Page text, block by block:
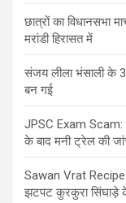
छात्रों का विधानसभा
मरांडी हिरासत में
संजय लीला भंसाली के
बन गई
JPSC Exam Scam:
के बाद मनी ट्रेल की
Sawan Vrat Recipe:
झटपट कुरकुरा सिंघाड़े